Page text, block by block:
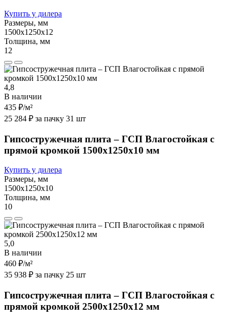
Купить у дилера
Размеры, мм
1500х1250х12
Толщина, мм
12
4,8
В наличии
435 ₽/м²
25 284 ₽ за пачку 31 шт
Гипсостружечная плита – ГСП Влагостойкая с
прямой кромкой 1500х1250х10 мм
Купить у дилера
Размеры, мм
1500х1250х10
Толщина, мм
10
5,0
В наличии
460 ₽/м²
35 938 ₽ за пачку 25 шт
Гипсостружечная плита – ГСП Влагостойкая с
прямой кромкой 2500х1250х12 мм